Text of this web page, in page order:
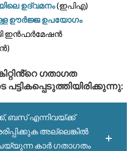
ഉദ്വമനം(ഇപിഎ)
ഊർജ്ജ ഉപയോഗം
ഇൻഫർമേഷൻ
ഗതാഗത
ബസ് എന്നിവയ്ക്ക്
അല്ലെങ്കിൽ
കാർ ഗതാഗതം